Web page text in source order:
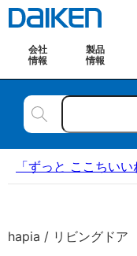
会社
情報
製品
情報
「ずっと ここちい
hapia / リビングドア